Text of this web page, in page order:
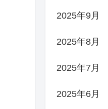
2025年9月
2025年8月
2025年7月
2025年6月